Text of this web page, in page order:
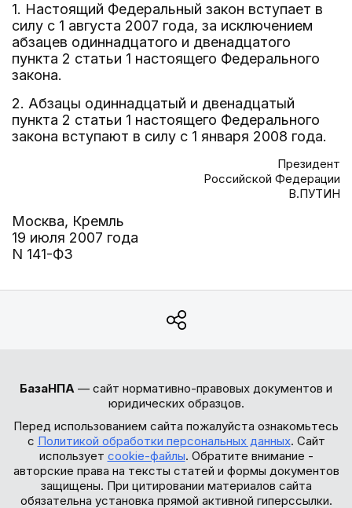
1. Настоящий Федеральный закон вступает в
силу с 1 августа 2007 года, за исключением
абзацев одиннадцатого и двенадцатого
пункта 2 статьи 1 настоящего Федерального
закона.
2. Абзацы одиннадцатый и двенадцатый
пункта 2 статьи 1 настоящего Федерального
закона вступают в силу с 1 января 2008 года.
Президент
Российской Федерации
В.ПУТИН
Москва, Кремль
19 июля 2007 года
N 141-ФЗ
БазаНПА — сайт нормативно-правовых документов и
юридических образцов.
Перед использованием сайта пожалуйста ознакомьтесь
с Политикой обработки персональных данных. Сайт
использует cookie-файлы. Обратите внимание -
авторские права на тексты статей и формы документов
защищены. При цитировании материалов сайта
обязательна установка прямой активной гиперссылки.